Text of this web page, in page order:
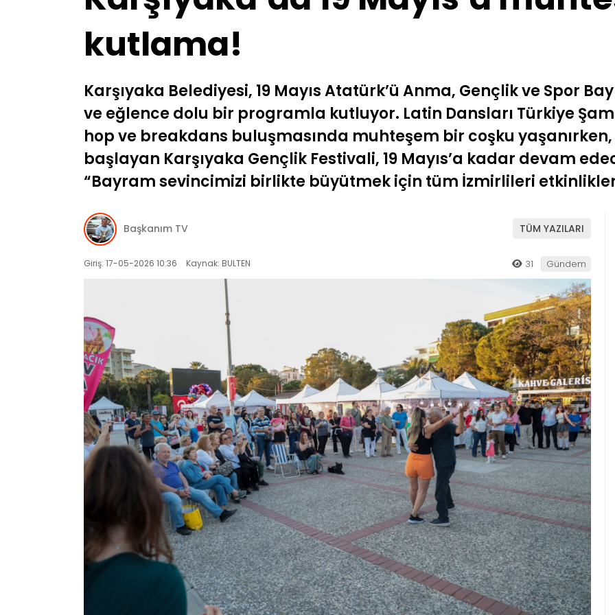
kutlama!
Karşıyaka Belediyesi, 19 Mayıs Atatürk’ü Anma, Gençlik ve Spor
ve eğlence dolu bir programla kutluyor. Latin Dansları Türkiye
hop ve breakdans buluşmasında muhteşem bir coşku yaşanırken,
başlayan Karşıyaka Gençlik Festivali, 19 Mayıs’a kadar devam
“Bayram sevincimizi birlikte büyütmek için tüm İzmirlileri
Başkanım TV TÜM YAZILARI
Giriş: 17-05-2026 10:36 Kaynak: BULTEN 31 Gündem